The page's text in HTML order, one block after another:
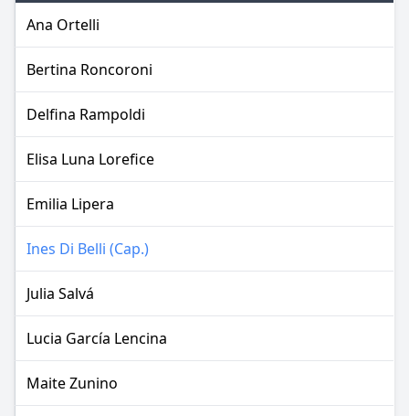
Ana Ortelli
Bertina Roncoroni
Delfina Rampoldi
Elisa Luna Lorefice
Emilia Lipera
Ines Di Belli (Cap.)
Julia Salvá
Lucia García Lencina
Maite Zunino